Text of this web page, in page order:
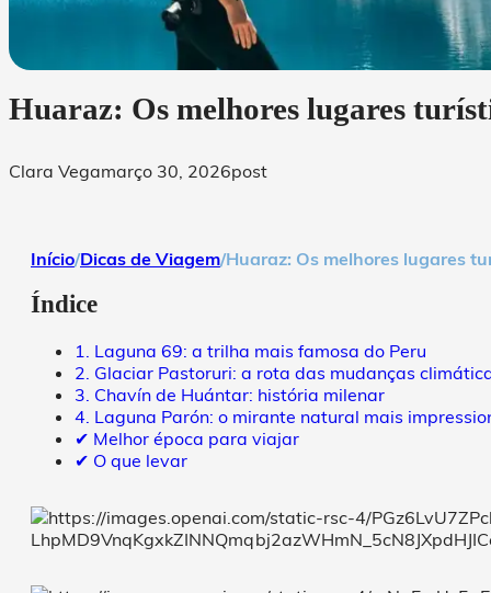
Huaraz: Os melhores lugares
Clara Vegamarço 30, 2026post
Início/Dicas de Viagem/Huaraz: Os melhores lugares
Índice
1. Laguna 69: a trilha mais famosa do Peru
2. Glaciar Pastoruri: a rota das mudanças
3. Chavín de Huántar: história milenar
4. Laguna Parón: o mirante natural mais
✔ Melhor época para viajar
✔ O que levar